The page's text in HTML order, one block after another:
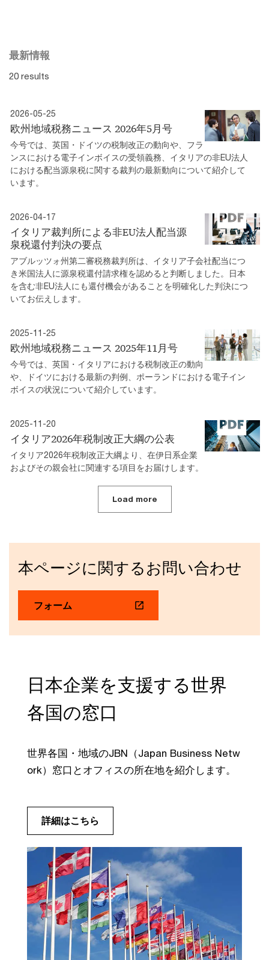
最新情報
20 results
2026-05-25
欧州地域税務ニュース 2026年5月号
今号では、英国・ドイツの税制改正の動向や、フラ
ンスにおける電子インボイスの受領義務、イタリアの非EU法人
における配当源泉税に関する裁判の最新動向について紹介して
います。
2026-04-17
イタリア裁判所による非EU法人配当源
泉税還付判決の要点
アブルッツォ州第二審税務裁判所は、イタリア子会社配当につ
き米国法人に源泉税還付請求権を認めると判断しました。日本
を含む非EU法人にも還付機会があることを明確化した判決につ
いてお伝えします。
2025-11-25
欧州地域税務ニュース 2025年11月号
今号では、英国・イタリアにおける税制改正の動向
や、ドイツにおける最新の判例、ポーランドにおける電子イン
ボイスの状況について紹介しています。
2025-11-20
イタリア2026年税制改正大綱の公表
イタリア2026年税制改正大綱より、在伊日系企業
およびその親会社に関連する項目をお届けします。
Load more
本ページに関するお問い合わせ
フォーム
日本企業を支援する世界
各国の窓口
世界各国・地域のJBN（Japan Business Netw
ork）窓口とオフィスの所在地を紹介します。
詳細はこちら